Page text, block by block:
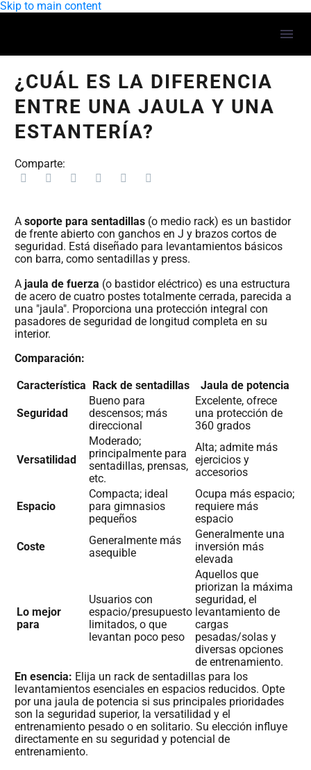
Skip to main content
¿CUÁL ES LA DIFERENCIA
ENTRE UNA JAULA Y UNA
ESTANTERÍA?
Comparte:
A soporte para sentadillas (o medio rack) es un bastidor
de frente abierto con ganchos en J y brazos cortos de
seguridad. Está diseñado para levantamientos básicos
con barra, como sentadillas y press.
A jaula de fuerza (o bastidor eléctrico) es una estructura
de acero de cuatro postes totalmente cerrada, parecida a
una "jaula". Proporciona una protección integral con
pasadores de seguridad de longitud completa en su
interior.
Comparación:
Característica Rack de sentadillas Jaula de potencia
Seguridad
Bueno para
descensos; más
direccional
Excelente, ofrece
una protección de
360 grados
Versatilidad
Moderado;
principalmente para
sentadillas, prensas,
etc.
Alta; admite más
ejercicios y
accesorios
Espacio
Compacta; ideal
para gimnasios
pequeños
Ocupa más espacio;
requiere más
espacio
Coste
Generalmente más
asequible
Generalmente una
inversión más
elevada
Lo mejor
para
Usuarios con
espacio/presupuesto
limitados, o que
levantan poco peso
Aquellos que
priorizan la máxima
seguridad, el
levantamiento de
cargas
pesadas/solas y
diversas opciones
de entrenamiento.
En esencia: Elija un rack de sentadillas para los
levantamientos esenciales en espacios reducidos. Opte
por una jaula de potencia si sus principales prioridades
son la seguridad superior, la versatilidad y el
entrenamiento pesado o en solitario. Su elección influye
directamente en su seguridad y potencial de
entrenamiento.